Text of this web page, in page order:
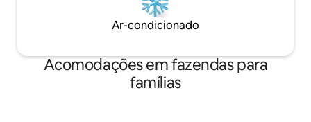
Ar-condicionado
Acomodações em fazendas para
famílias